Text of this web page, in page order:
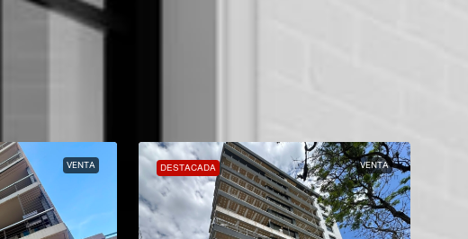
VENTA DESTACADA VENTA